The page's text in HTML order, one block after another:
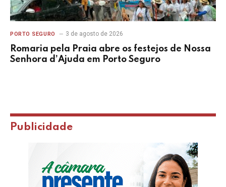
PORTO SEGURO 3 de agosto de 2026
Romaria pela Praia abre os festejos de Nossa
Senhora d’Ajuda em Porto Seguro
Publicidade